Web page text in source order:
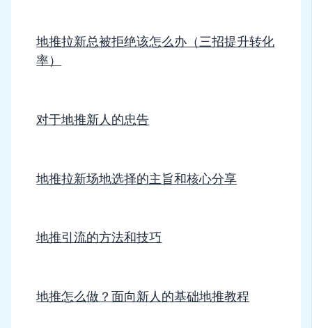
地推拉新总被拒绝该怎么办（三招提升转化
率）
对于地推新人的忠告
地推拉新场地选择的主旨和核心分享
地推引流的方法和技巧
地推怎么做？面向新人的基础地推教程